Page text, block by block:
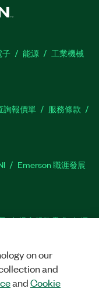
子 能源
工業機械
詢報價單
服務條款
Emerson 職涯發展
提交服務需求
網
TwitterFacebook
on our
and
andCookie